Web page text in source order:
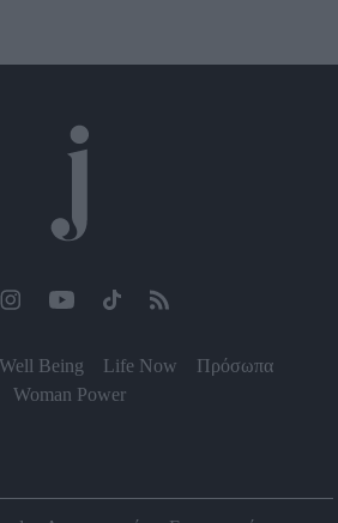
Well Being Life Now
Πρόσωπα
Woman Power